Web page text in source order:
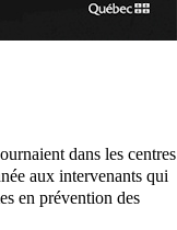
dans les centres
aux intervenants qui
en prévention des